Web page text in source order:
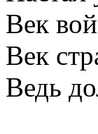
Век
Век
Ведь